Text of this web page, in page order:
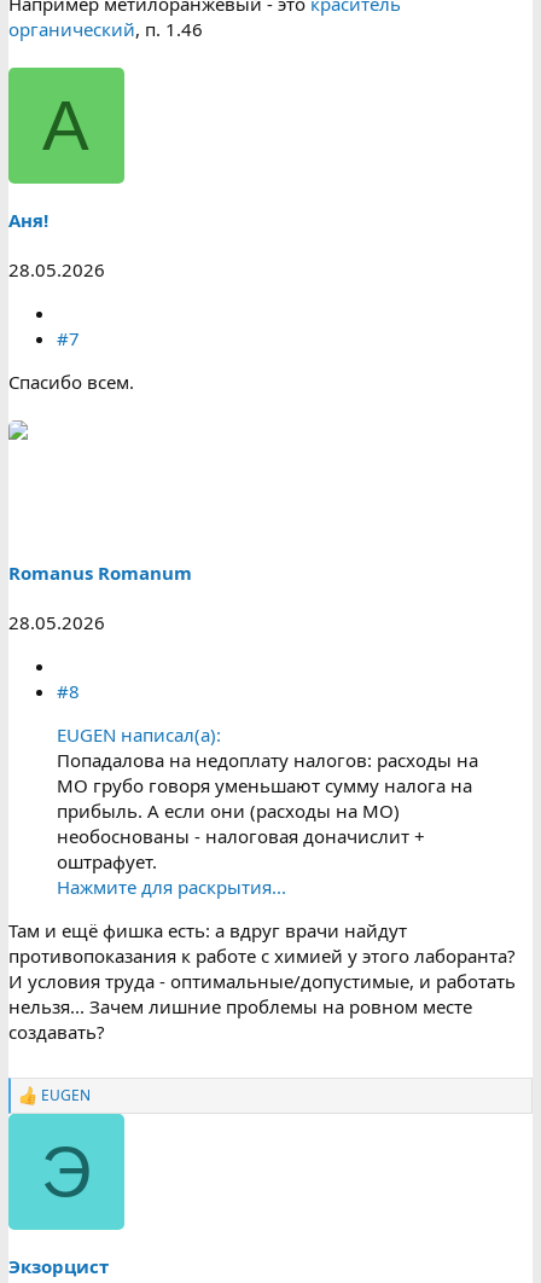
органический, п. 1.46
А
Аня!
28.05.2026
#7
Спасибо всем.
Romanus Romanum
28.05.2026
#8
EUGEN написал(а):
Попадалова на недоплату налогов: расходы на
МО грубо говоря уменьшают сумму налога на
прибыль. А если они (расходы на МО)
необоснованы - налоговая доначислит +
оштрафует.
Нажмите для раскрытия...
Там и ещё фишка есть: а вдруг врачи найдут
противопоказания к работе с химией у этого лаборанта?
И условия труда - оптимальные/допустимые, и работать
нельзя... Зачем лишние проблемы на ровном месте
создавать?
Р
EUGEN
Э
Экзорцист